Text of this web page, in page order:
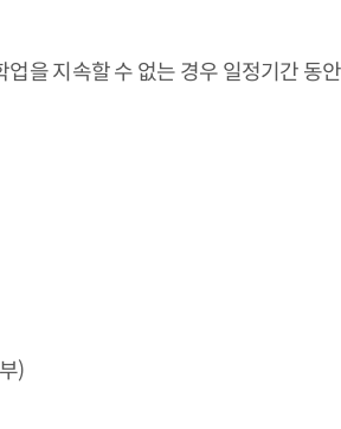
을 지속할 수 없는 경우 일정기간 동
)